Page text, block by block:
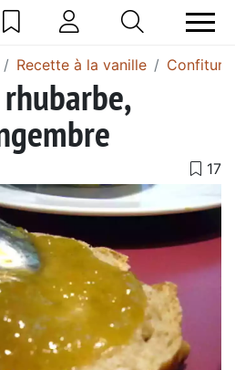
Recette à la vanille